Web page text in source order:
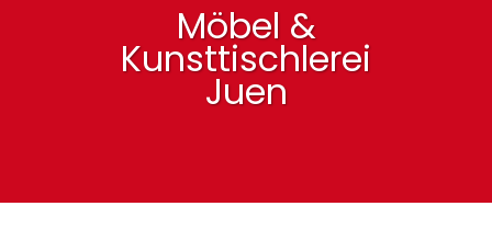
Möbel &
Kunsttischlerei
Juen